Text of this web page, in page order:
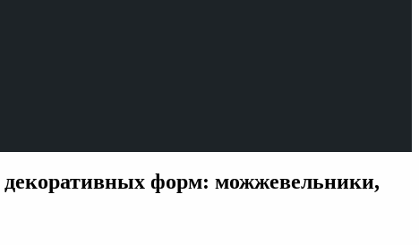
декоративных форм: можжевельники,